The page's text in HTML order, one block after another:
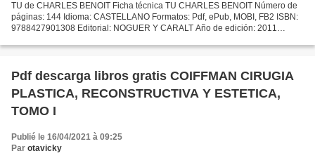
TU de CHARLES BENOIT Ficha técnica TU CHARLES BENOIT Número de
páginas: 144 Idioma: CASTELLANO Formatos: Pdf, ePub, MOBI, FB2 ISBN:
9788427901308 Editorial: NOGUER Y CARALT Año de edición: 2011
Pdf descarga libros gratis COIFFMAN CIRUGIA
PLASTICA, RECONSTRUCTIVA Y ESTETICA,
TOMO I
Publié le 16/04/2021 à 09:25
Par otavicky